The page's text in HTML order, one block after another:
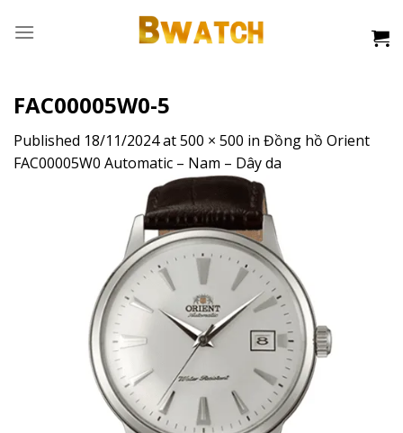
FAC00005W0-5
Published 18/11/2024at500 × 500 in Đồng hồ Orient
FAC00005W0 Automatic – Nam – Dây da